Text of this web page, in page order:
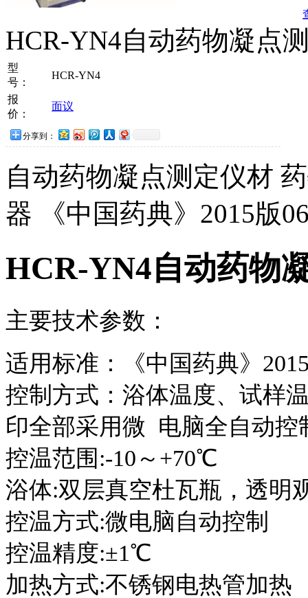
HCR-YN4自动药物凝点
型
号：
HCR-YN4
报
价：
面议
分享到：
自动药物凝点测定仪材
器 《中国药典》2015版
HCR-YN4自动药物
主要技术参数：
适用标准：《中国药典》
控制方式：浴体温度、试样
印全部采用微 电脑全自动控
控温范围:-10～+70℃
浴体:双层真空杜瓦瓶，透明
控温方式:微电脑自动控制
控温精度:±1℃
加热方式:不锈钢电热管加热